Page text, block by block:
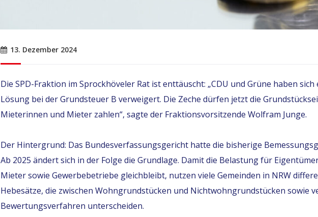
13. Dezember 2024
Die SPD-Fraktion im Sprockhöveler Rat ist enttäuscht: „CDU und Grüne haben
Lösung bei der Grundsteuer B verweigert. Die Zeche dürfen jetzt die
Mieterinnen und Mieter zahlen“, sagte der Fraktionsvorsitzende Wolfram Junge.
Der Hintergrund: Das Bundesverfassungsgericht hatte die bisherige
Ab 2025 ändert sich in der Folge die Grundlage. Damit die Belastung für
Mieter sowie Gewerbebetriebe gleichbleibt, nutzen viele Gemeinden in NRW
Hebesätze, die zwischen Wohngrundstücken und Nichtwohngrundstücken sowie
Bewertungsverfahren unterscheiden.